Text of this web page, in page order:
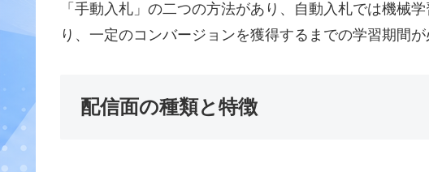
「手動入札」の二つの方法があり、自動入札では機械
り、一定のコンバージョンを獲得するまでの学習期間が
配信面の種類と特徴